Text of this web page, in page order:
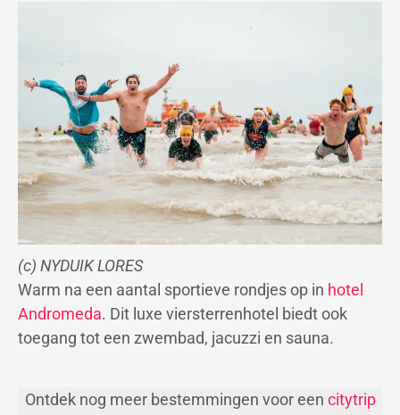
(c) NYDUIK LORES
Warm na een aantal sportieve rondjes op in hotel
Andromeda. Dit luxe viersterrenhotel biedt ook
toegang tot een zwembad, jacuzzi en sauna.
Ontdek nog meer bestemmingen voor een citytrip